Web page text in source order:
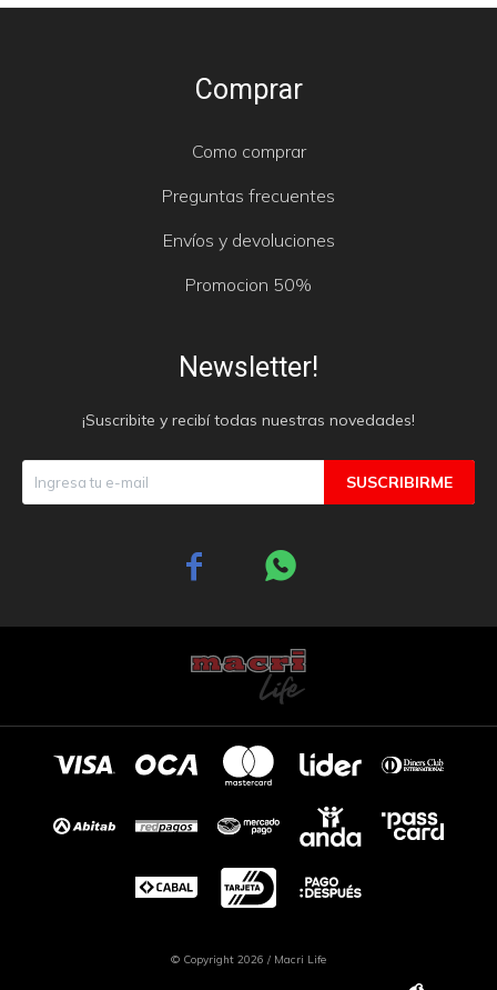
Comprar
Como comprar
Preguntas frecuentes
Envíos y devoluciones
Promocion 50%
Newsletter!
¡Suscribite y recibí todas nuestras novedades!
SUSCRIBIRME
 
© Copyright 2026 / Macri Life